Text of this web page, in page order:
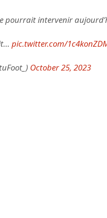
pourrait intervenir
pic.twitter.com/
October 25, 2023